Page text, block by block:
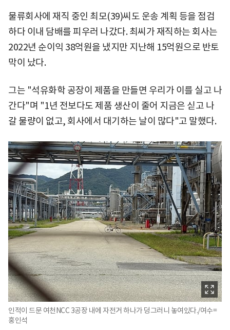
물류회사에 재직 중인 최모(39)씨도 운송 계획 등을 점검
하다 이내 담배를 피우러 나갔다. 최씨가 재직하는 회사는
2022년 순이익 38억원을 냈지만 지난해 15억원으로 반토
막이 났다.
그는 "석유화학 공장이 제품을 만들면 우리가 이를 실고 나
간다"며 "1년 전보다도 제품 생산이 줄어 지금은 싣고 나
갈 물량이 없고, 회사에서 대기하는 날이 많다"고 말했다.
인적이 드문 여천NCC 3공장 내에 자전거 하나가 덩그러니 놓여있다./여수=
홍인석